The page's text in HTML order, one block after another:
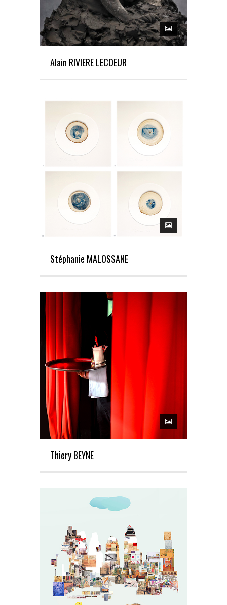
Alain RIVIERE LECOEUR
Stéphanie MALOSSANE
Thiery BEYNE